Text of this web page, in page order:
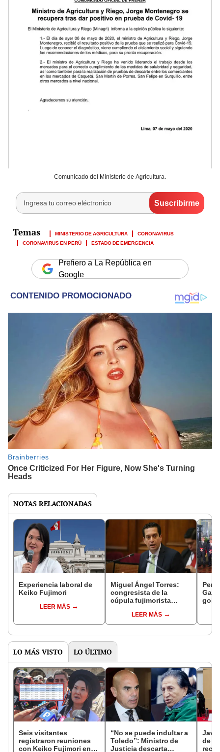
Comunicado del Ministerio de Agricultura.
MINISTERIO DE AGRICULTURA
CORONAVIRUS
CORONAVIRUS EN PERÚ
ESTADO DE EMERGENCIA
Prefiero a La República en
Google
NOTAS RELACIONADAS
Experiencia laboral de
Keiko Fujimori
LEER MÁS
Miguel Ángel Torres:
congresista de la
cúpula fujimorista
del SenadoLEER MÁS
LO MÁS VISTO LO ÚLTIMO
Seis visitantes
registraron reuniones
con Keiko Fujimori en
“No se puede indultar a
Toledo”: Ministro de
Justicia descarta
de